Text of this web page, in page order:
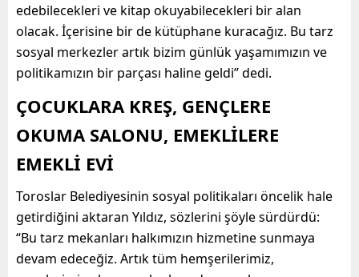
edebilecekleri ve kitap okuyabilecekleri bir alan
olacak. İçerisine bir de kütüphane kuracağız. Bu tarz
sosyal merkezler artık bizim günlük yaşamımızın ve
politikamızın bir parçası haline geldi’’ dedi.
ÇOCUKLARA KREŞ, GENÇLERE
OKUMA SALONU, EMEKLİLERE
EMEKLİ EVİ
Toroslar Belediyesinin sosyal politikaları öncelik hale
getirdiğini aktaran Yıldız, sözlerini şöyle sürdürdü:
“Bu tarz mekanları halkımızın hizmetine sunmaya
devam edeceğiz. Artık tüm hemşerilerimiz,